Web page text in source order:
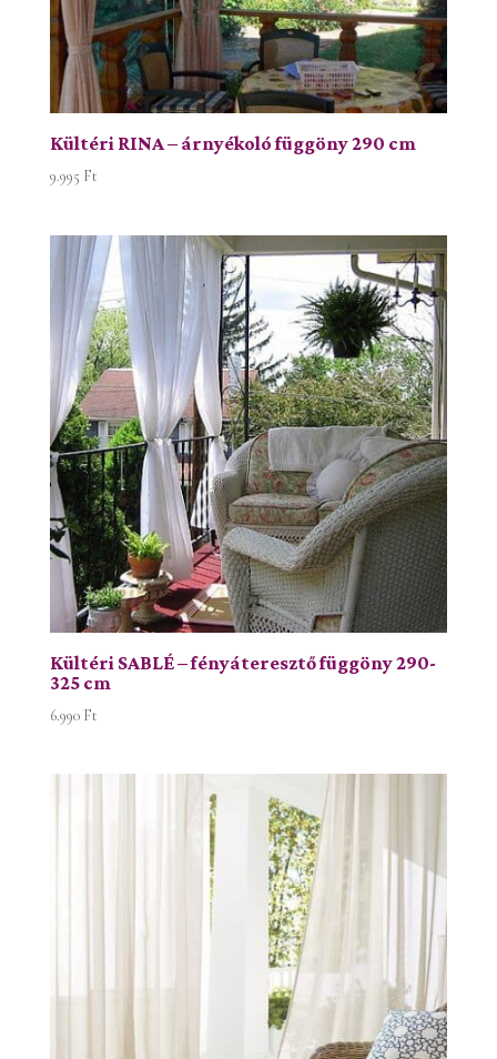
Kültéri RINA – árnyékoló függöny 290 cm
9.995 Ft
Kültéri SABLÉ – fényáteresztő függöny 290-
325 cm
6.990 Ft